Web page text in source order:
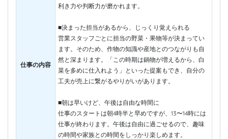
仕事の内容
利き力や判断力が磨かれます。
■決まった担当があるから、じっくり覚えられる
営業スタッフごとに担当の野菜・果物等が決まってい
ます。そのため、作物の知識や産地とのつながりも自
然と深まります。「この時期は鍋物が増えるから、白
菜を多めに仕入れよう」といった提案もでき、自分の
工夫が売上に繋がるやりがいがあります。
■朝は早いけど、午後は自由な時間に
仕事のスタートは朝4時半と早めですが、13〜14時には
仕事が終わります。午後は自由に過ごせるので、趣味
の時間や家族との時間をしっかり楽しめます。